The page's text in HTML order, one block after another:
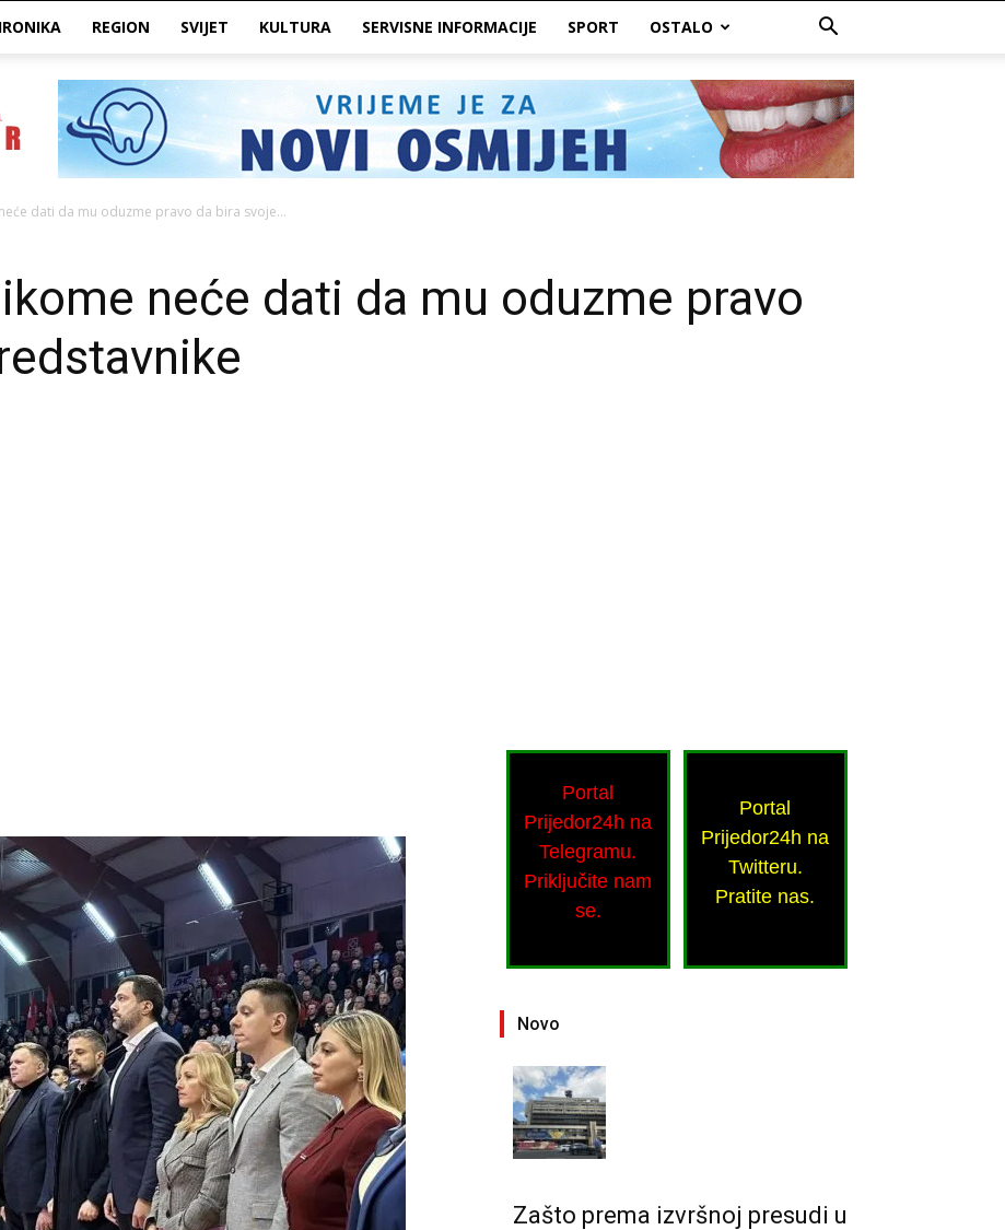
REGION SVIJET KULTURA SERVISNE INFORMACIJE SPORT OSTALO
dati da mu oduzme pravo da bira svoje...
neće dati da mu oduzme pravo
Portal
Prijedor24h na
Telegramu.
Priključite nam
se.
Portal
Prijedor24h na
Twitteru.
Pratite nas.
Novo
Zašto prema izvršnoj presudi u